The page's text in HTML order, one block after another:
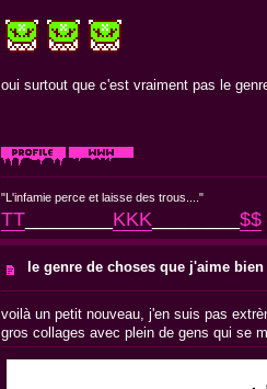
oui surtout que c'est vraiment pas le
"L'infamie perce et laisse des trous...."
TT________ KKK________ $$
le genre de choses que j'aime bien
voilà un petit nouveau, j'en suis pas
gros collages avec plein de gens qui se